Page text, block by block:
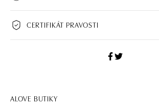
CERTIFIKÁT PRAVOSTI
ALOVE BUTIKY